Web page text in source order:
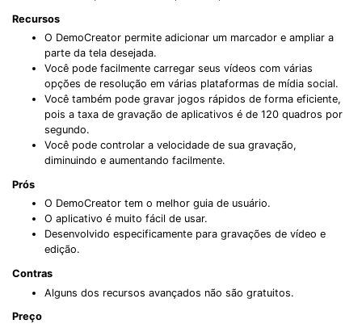
Recursos
O DemoCreator permite adicionar um marcador e ampliar a
parte da tela desejada.
Você pode facilmente carregar seus vídeos com várias
opções de resolução em várias plataformas de mídia social.
Você também pode gravar jogos rápidos de forma eficiente,
pois a taxa de gravação de aplicativos é de 120 quadros por
segundo.
Você pode controlar a velocidade de sua gravação,
diminuindo e aumentando facilmente.
Prós
O DemoCreator tem o melhor guia de usuário.
O aplicativo é muito fácil de usar.
Desenvolvido especificamente para gravações de vídeo e
edição.
Contras
Alguns dos recursos avançados não são gratuitos.
Preço
With AI Ease.
Record. Edit. Share. All with Filmora!
Got It Try It Now